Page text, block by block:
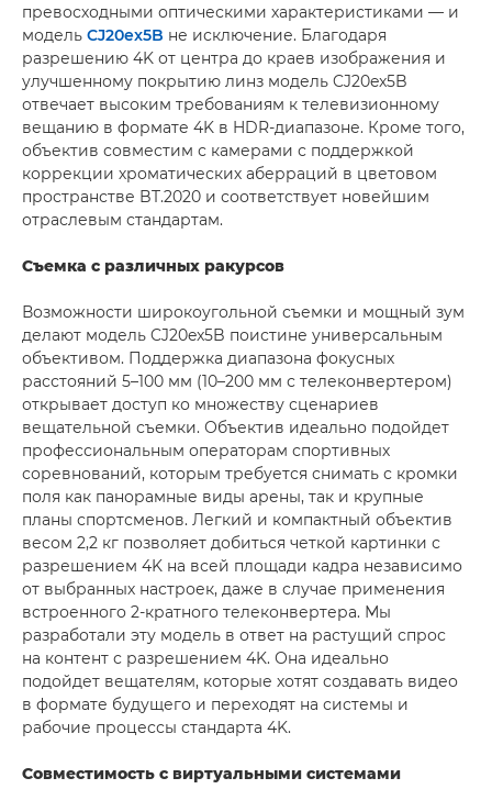
превосходными оптическими характеристиками — и
модель CJ20ex5B не исключение. Благодаря
разрешению 4K от центра до краев изображения и
улучшенному покрытию линз модель CJ20ex5B
отвечает высоким требованиям к телевизионному
вещанию в формате 4K в HDR-диапазоне. Кроме того,
объектив совместим с камерами с поддержкой
коррекции хроматических аберраций в цветовом
пространстве BT.2020 и соответствует новейшим
отраслевым стандартам.
Съемка с различных ракурсов
Возможности широкоугольной съемки и мощный зум
делают модель CJ20ex5B поистине универсальным
объективом. Поддержка диапазона фокусных
расстояний 5–100 мм (10–200 мм с телеконвертером)
открывает доступ ко множеству сценариев
вещательной съемки. Объектив идеально подойдет
профессиональным операторам спортивных
соревнований, которым требуется снимать с кромки
поля как панорамные виды арены, так и крупные
планы спортсменов. Легкий и компактный объектив
весом 2,2 кг позволяет добиться четкой картинки с
разрешением 4K на всей площади кадра независимо
от выбранных настроек, даже в случае применения
встроенного 2-кратного телеконвертера. Мы
разработали эту модель в ответ на растущий спрос
на контент с разрешением 4K. Она идеально
подойдет вещателям, которые хотят создавать видео
в формате будущего и переходят на системы и
рабочие процессы стандарта 4K.
Совместимость с виртуальными системами